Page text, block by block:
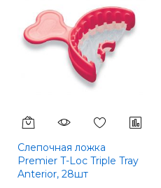
Слепочная ложка
Premier T-Loc Triple Tray
Anterior, 28шт